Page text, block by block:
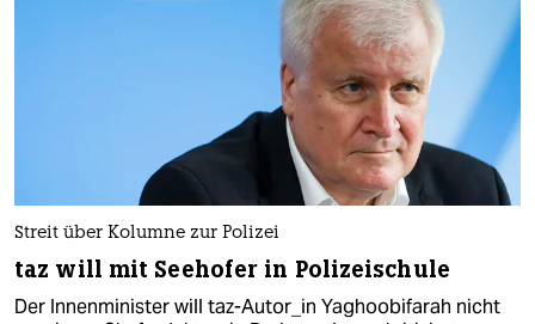
Streit über Kolumne zur Polizei
taz will mit Seehofer in Polizeischule
Der Innenminister will taz-Autor_in Yaghoobifarah nicht